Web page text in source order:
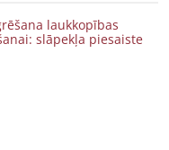
laukkopības
slāpekļa piesaiste